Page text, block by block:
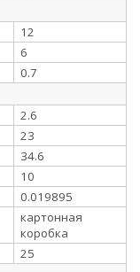
12
6
0.7
2.6
23
34.6
10
0.019895
картонная
коробка
25